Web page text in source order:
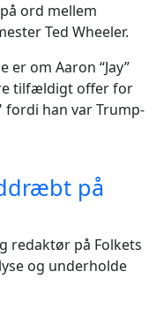
ord mellem
Ted Wheeler.
om Aaron “Jay”
tilfældigt offer for
han var Trump-
på
redaktør på Folkets
og underholde